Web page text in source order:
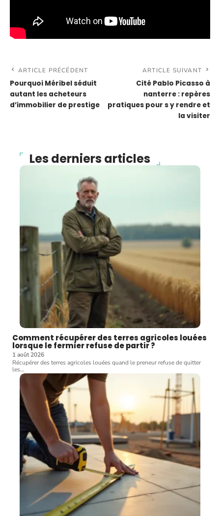
ARTICLE PRÉCÉDENT
Pourquoi Méribel séduit
autant les acheteurs
d’immobilier de prestige
ARTICLE SUIVANT
Cité Pablo Picasso à
nanterre : repères
pratiques pour s y rendre et
la visiter
Les derniers articles
Comment récupérer des terres agricoles louées
lorsque le fermier refuse de partir ?
1 août 2026
Récupérer des terres agricoles louées quand le preneur refuse de quitter
les…